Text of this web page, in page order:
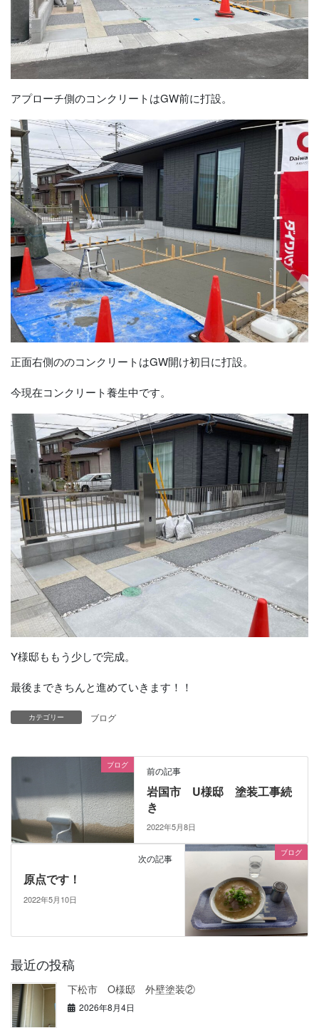
アプローチ側のコンクリートはGW前に打設。
正面右側ののコンクリートはGW開け初日に打設。
今現在コンクリート養生中です。
Y様邸ももう少しで完成。
最後まできちんと進めていきます！！
カテゴリー ブログ
ブログ 前の記事
岩国市 U様邸 塗装工事続
き
2022年5月8日
ブログ
次の記事
原点です！
2022年5月10日
最近の投稿
下松市 O様邸 外壁塗装②
2026年8月4日